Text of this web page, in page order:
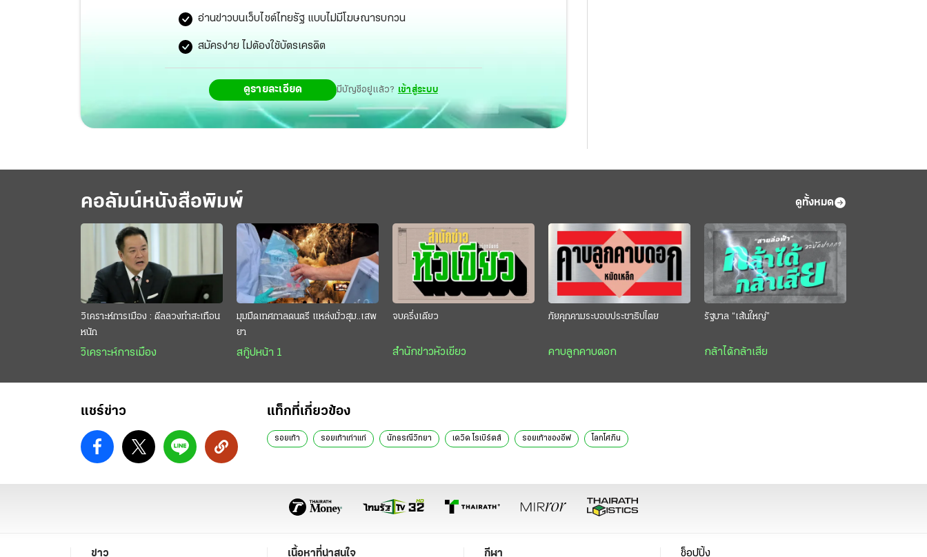
อ่านข่าวบนเว็บไซต์ไทยรัฐ แบบไม่มีโฆษณารบกวน
สมัครง่าย ไม่ต้องใช้บัตรเครดิต
ดูรายละเอียด มีบัญชีอยู่แล้ว? เข้าสู่ระบบ
คอลัมน์หนังสือพิมพ์ ดูทั้งหมด
วิเคราะห์การเมือง : ดีลลวงทำสะเทือน
หนัก
วิเคราะห์การเมือง
มุมมืดเทศกาลดนตรี แหล่งมั่วสุม..เสพ
ยา
สกู๊ปหน้า 1
จบครึ่งเดียว
สำนักข่าวหัวเขียว
ภัยคุกคามระบอบประชาธิปไตย
คาบลูกคาบดอก
รัฐบาล “เส้นใหญ่”
กล้าได้กล้าเสีย
แชร์ข่าว แท็กที่เกี่ยวข้อง
รอยเท้า รอยเท้าเก่าแก่ นักธรณีวิทยา เดวิด โรเบิร์ตส์ รอยเท้าของอีฟ โลกโศภิน
ข่าว เนื้อหาที่น่าสนใจ กีฬา ช็อปปิ้ง